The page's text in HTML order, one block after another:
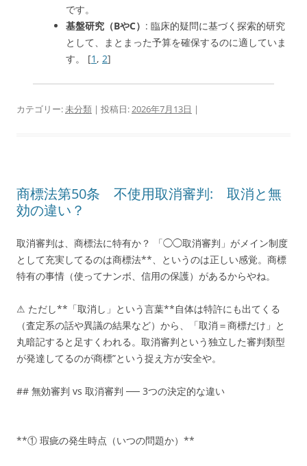
です。
基盤研究（BやC） : 臨床的疑問に基づく探索的研究
として、まとまった予算を確保するのに適していま
す。
[1 , 2]
カテゴリー:未分類 | 投稿日:2026年7月13日 |
商標法第50条 不使用取消審判: 取消と無
効の違い？
取消審判は、商標法に特有か？ 「◯◯取消審判」がメイン制度
として充実してるのは商標法**、というのは正しい感覚。商標
特有の事情（使ってナンボ、信用の保護）があるからやね。
⚠ ただし**「取消し」という言葉**自体は特許にも出てくる
（査定系の話や異議の結果など）から、「取消＝商標だけ」と
丸暗記すると足すくわれる。取消審判という独立した審判類型
が発達してるのが商標”という捉え方が安全や。
## 無効審判 vs 取消審判 ── 3つの決定的な違い
**① 瑕疵の発生時点（いつの問題か）**